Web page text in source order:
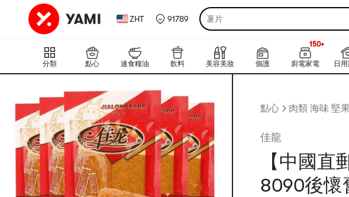
ZHT 91789 薯片
分類 點心 速食糧油 飲料 美容美妝 個護 廚電家電
上新
150+
日
點心 肉類 海味 堅
佳龍
【中國
8090後懷